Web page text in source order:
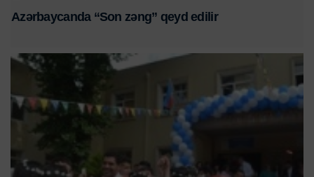
Azərbaycanda “Son zəng” qeyd edilir